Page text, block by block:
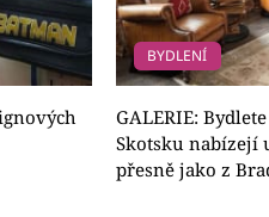
BYDLENÍ
GALERIE:
Skotsku nabízejí
přesně jako z